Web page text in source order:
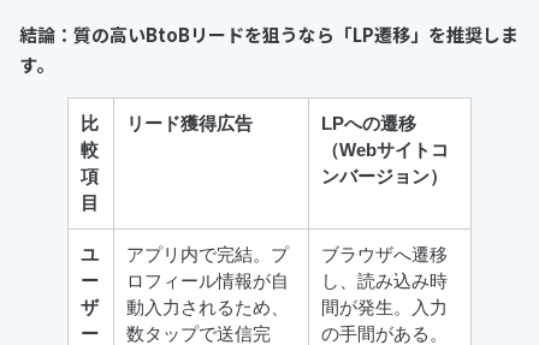
結論：質の高いBtoBリードを狙うなら「LP遷移」を推奨しま
す。
比
較
項
目
リード獲得広告
LPへの遷移
（Webサイトコ
ンバージョン）
ユ
ー
ザ
ー
アプリ内で完結。プ
ロフィール情報が自
動入力されるため、
数タップで送信完
ブラウザへ遷移
し、読み込み時
間が発生。入力
の手間がある。